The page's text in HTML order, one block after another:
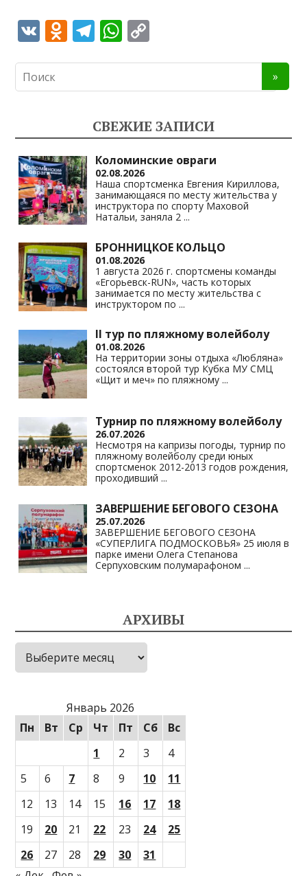
V O
o
as
s
ni
ki
T
gr
a
m
W
s
A
p
p
y
Li
n
k
СВЕЖИЕ ЗАПИСИ
Коломинские овраги
02.08.2026
Наша спортсменка Евгения Кириллова,
занимающаяся по месту жительства у
инструктора по спорту Маховой
Натальи, заняла 2 ...
БРОННИЦКОЕ КОЛЬЦО
01.08.2026
1 августа 2026 г. спортсмены команды
«Егорьевск-RUN», часть которых
занимается по месту жительства с
инструктором по ...
II тур по пляжному волейболу
01.08.2026
На территории зоны отдыха «Любляна»
состоялся второй тур Кубка МУ СМЦ
«Щит и меч» по пляжному ...
Турнир по пляжному волейболу
26.07.2026
Несмотря на капризы погоды, турнир по
пляжному волейболу среди юных
спортсменок 2012-2013 годов рождения,
проходивший ...
ЗАВЕРШЕНИЕ БЕГОВОГО СЕЗОНА
25.07.2026
ЗАВЕРШЕНИЕ БЕГОВОГО СЕЗОНА
«СУПЕРЛИГА ПОДМОСКОВЬЯ» 25 июля в
парке имени Олега Степанова
Серпуховским полумарафоном ...
АРХИВЫ
Архивы
Январь 2026
Пн
Вт Ср Чт Пт Сб
Вс
1
2 3
4
5
6 7 8 9 10
11
12
13 14 15 16 17
18
19
20 21 22 23 24
25
26
27 28 29 30
31